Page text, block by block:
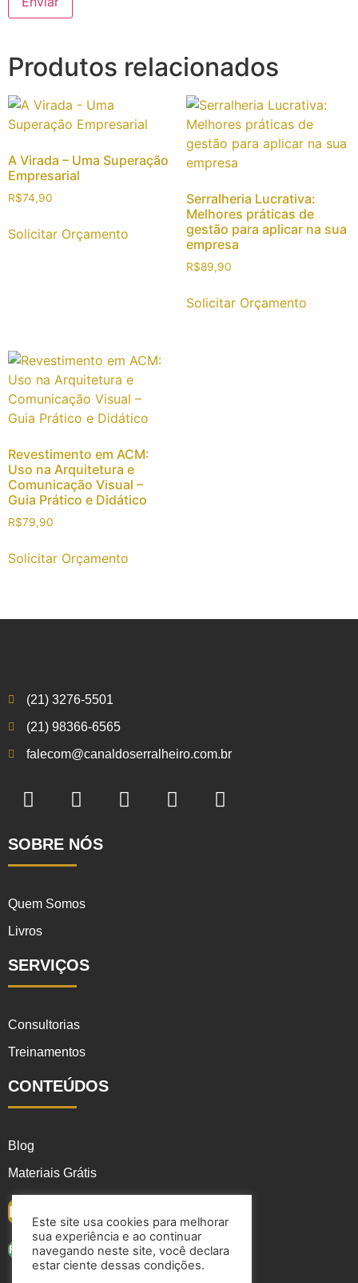
Produtos relacionados
A Virada – Uma Superação
Empresarial
R$74,90
Solicitar Orçamento
Serralheria Lucrativa:
Melhores práticas de
gestão para aplicar na sua
empresa
R$89,90
Solicitar Orçamento
Revestimento em ACM:
Uso na Arquitetura e
Comunicação Visual –
Guia Prático e Didático
R$79,90
Solicitar Orçamento
(21) 3276-5501
(21) 98366-6565
falecom@canaldoserralheiro.com.br
SOBRE NÓS
Quem Somos
Livros
SERVIÇOS
Consultorias
Treinamentos
CONTEÚDOS
Blog
Materiais Grátis
FALE CONOSCO
FALAR NO WHATSAPP
Este site usa cookies para melhorar
sua experiência e ao continuar
navegando neste site, você declara
estar ciente dessas condições.